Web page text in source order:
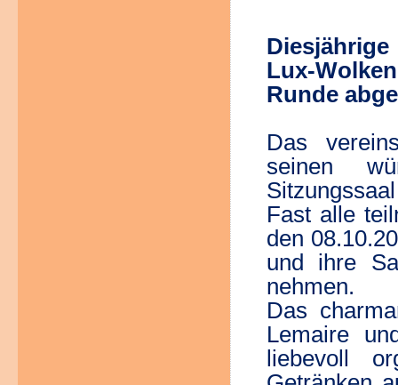
Lux-
Runde
Das
seinen
Fast alle
den
und ihre
nehmen.
Das
Lemaire
liebevoll